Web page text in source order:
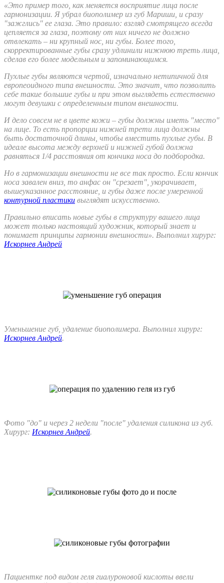
«Это пример того, как меняется восприятие лица после
гармонизации. Я убрал биополимер из губ Мариши, и сразу
"зажглись" ее глаза. Это правило: взгляд смотрящего всегда
цепляется за глаза, поэтому от них ничего не должно
отвлекать – ни крупный нос, ни губы. Более того,
скорректированные губы сразу удлинили нижнюю треть лица,
сделав его более модельным и запоминающимся.
Пухлые губы являются чертой, изначально нетипичной для
европеоидного типа внешности. Это значит, что позволить
себе такие большие губы и при этом выглядеть естественно
могут девушки с определенным типом внешности.
И дело совсем не в цвете кожи – губы должны иметь "место"
на лице. То есть пропорции нижней трети лица должны
быть достаточной длины, чтобы вместить пухлые губы. В
идеале высота между верхней и нижней губой должна
равняться 1/4 расстояния от кончика носа до подбородка.
Но в гармонизации внешности не все так просто. Если кончик
носа завален вниз, то анфас он "срезает", укорачивает,
вышеуказанное расстояние, и губы даже после умеренной
контурной пластики выглядят искусственно.
Правильно вписать новые губы в структуру вашего лица
может только настоящий художник, который знает и
понимает принципы гармонии внешности». Выполнил хирург:
Искорнев Андрей
Уменьшение губ, удаление биополимера. Выполнил хирург:
Искорнев Андрей.
Фото "до" и через 2 недели "после" удаления силикона из губ.
Хирург: Искорнев Андрей.
Пациентке под видом геля гиалуроновой кислоты ввели